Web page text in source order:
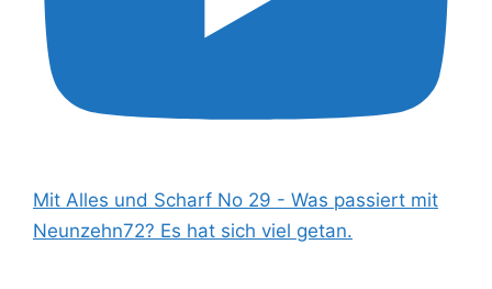
Mit Alles und Scharf No 29 - Was passiert mit
Neunzehn72? Es hat sich viel getan.